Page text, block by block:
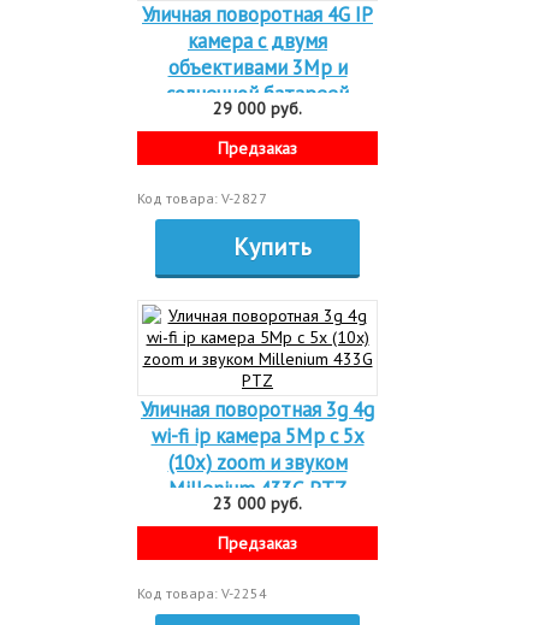
Уличная поворотная 4G IP
камера с двумя
объективами 3Mp и
солнечной батареей
MiCam Solar S110 4G Zoom
29 000 руб.
Предзаказ
Код товара: V-2827
Купить
Уличная поворотная 3g 4g
wi-fi ip камера 5Mp c 5х
(10x) zoom и звуком
Millenium 433G PTZ
23 000 руб.
Предзаказ
Код товара: V-2254